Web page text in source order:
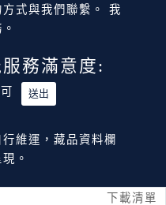
下載清單
式與我們聯繫。 我
務滿意度:
維運，藏品資料欄
。